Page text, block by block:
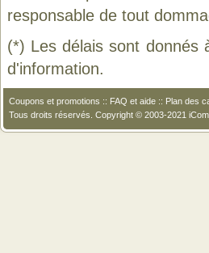
responsable de tout
(*) Les délais sont donnés
d'information.
Coupons et promotions :: FAQ et aide :: Plan des
Tous droits réservés. Copyright © 2003-2021